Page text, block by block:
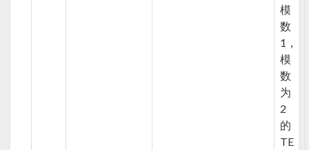
模
数
1，
模
数
为
2
的
TE